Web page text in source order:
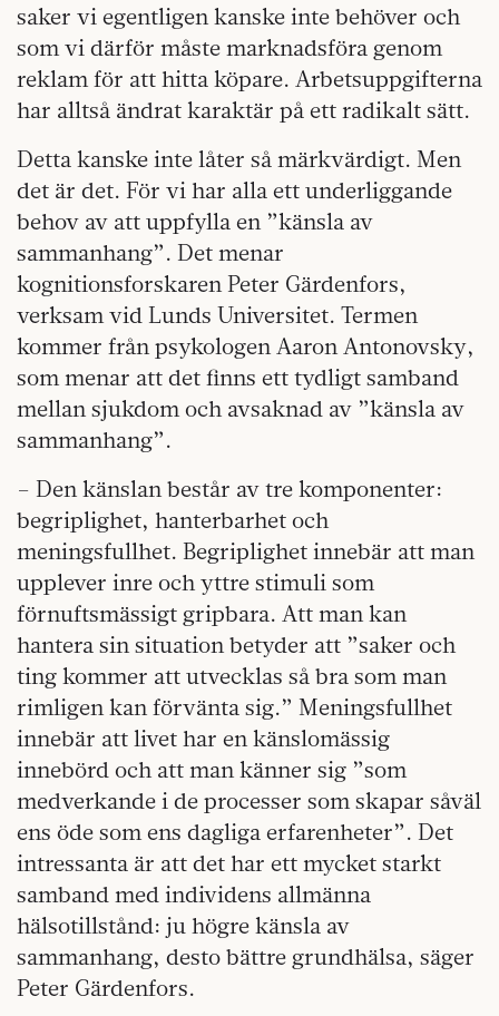
saker vi egentligen kanske inte behöver och
som vi därför måste marknadsföra genom
reklam för att hitta köpare. Arbetsuppgifterna
har alltså ändrat karaktär på ett radikalt sätt.
Detta kanske inte låter så märkvärdigt. Men
det är det. För vi har alla ett underliggande
behov av att uppfylla en ”känsla av
sammanhang”. Det menar
kognitionsforskaren Peter Gärdenfors,
verksam vid Lunds Universitet. Termen
kommer från psykologen Aaron Antonovsky,
som menar att det finns ett tydligt samband
mellan sjukdom och avsaknad av ”känsla av
sammanhang”.
– Den känslan består av tre komponenter:
begriplighet, hanterbarhet och
meningsfullhet. Begriplighet innebär att man
upplever inre och yttre stimuli som
förnuftsmässigt gripbara. Att man kan
hantera sin situation betyder att ”saker och
ting kommer att utvecklas så bra som man
rimligen kan förvänta sig.” Meningsfullhet
innebär att livet har en känslomässig
innebörd och att man känner sig ”som
medverkande i de processer som skapar såväl
ens öde som ens dagliga erfarenheter”. Det
intressanta är att det har ett mycket starkt
samband med individens allmänna
hälsotillstånd: ju högre känsla av
sammanhang, desto bättre grundhälsa, säger
Peter Gärdenfors.